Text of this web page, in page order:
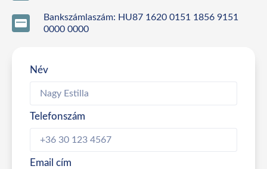
Bankszámlaszám: HU87 1620 0151 1856 9151
0000 0000
Név
Telefonszám
Email cím